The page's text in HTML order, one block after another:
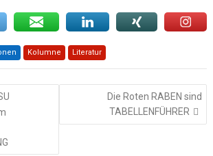
Kolumne Literatur
Die Roten RABEN sind
TABELLENFÜHRER